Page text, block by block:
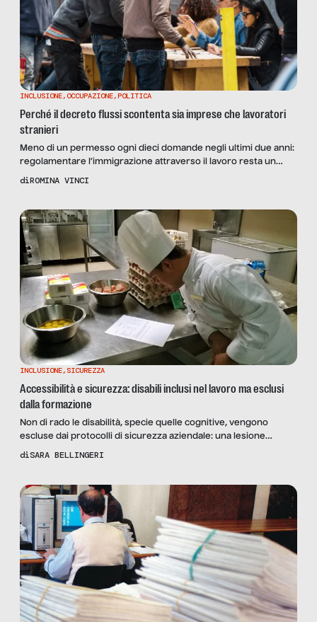
INCLUSIONE,OCCUPAZIONE,POLITICA
Perché il decreto flussi scontenta sia imprese che lavoratori
stranieri
Meno di un permesso ogni dieci domande negli ultimi due anni:
regolamentare l’immigrazione attraverso il lavoro resta un
miraggio. Parliamo delle criticità di un meccanismo che non
diROMINA VINCI
INCLUSIONE, SICUREZZA
Accessibilità e sicurezza: disabili inclusi nel lavoro ma esclusi
dalla formazione
Non di rado le disabilità, specie quelle cognitive, vengono
escluse dai protocolli di sicurezza aziendale: una lesione
dell’autonomia della persona disabile. Ecco alcune soluzioni al
diSARA BELLINGERI